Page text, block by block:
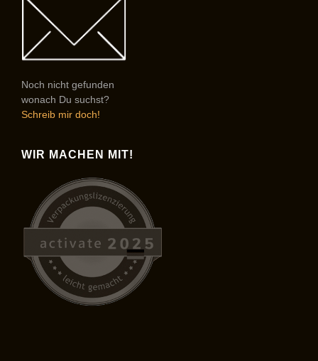
Noch nicht gefunden
wonach Du suchst?
Schreib mir doch!
WIR MACHEN MIT!